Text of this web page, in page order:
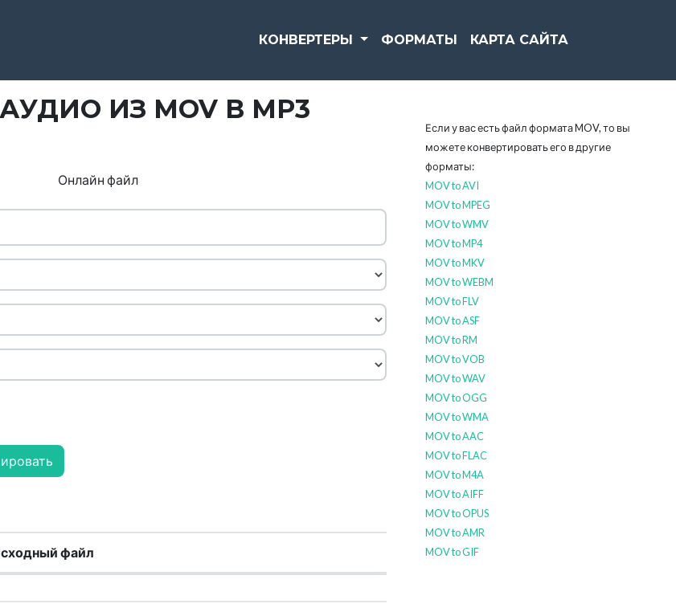
КОНВЕРТЕРЫ ФОРМАТЫ КАРТА САЙТА
ИЗ MOV В MP3
Онлайн файл
файл
Если у вас есть файл формата MOV, то вы
можете конвертировать его в другие
форматы:
MOV to AVI
MOV to MPEG
MOV to WMV
MOV to MP4
MOV to MKV
MOV to WEBM
MOV to FLV
MOV to ASF
MOV to RM
MOV to VOB
MOV to WAV
MOV to OGG
MOV to WMA
MOV to AAC
MOV to FLAC
MOV to M4A
MOV to AIFF
MOV to OPUS
MOV to AMR
MOV to GIF